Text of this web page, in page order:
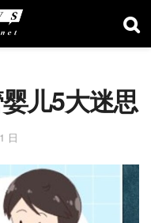
儿5大迷思
日